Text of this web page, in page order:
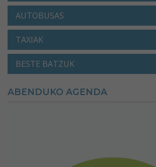
AUTOBUSAS
TAXIAK
BESTE BATZUK
ABENDUKO AGENDA